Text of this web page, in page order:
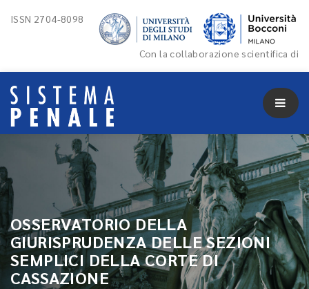
ISSN 2704-8098
Con la collaborazione scientifica di
OSSERVATORIO DELLA
GIURISPRUDENZA DELLE SEZIONI
SEMPLICI DELLA CORTE DI
CASSAZIONE